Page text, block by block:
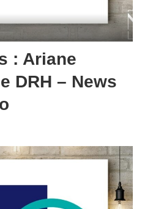
: Ariane
DRH – News